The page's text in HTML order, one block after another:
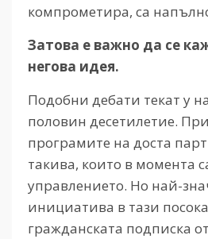
компрометира, са
Затова е важно да се
негова идея.
Подобни дебати текат у
половин десетилетие.
програмите на доста
такива, които в момента
управлението. Но най-
инициатива в тази
гражданската подписка